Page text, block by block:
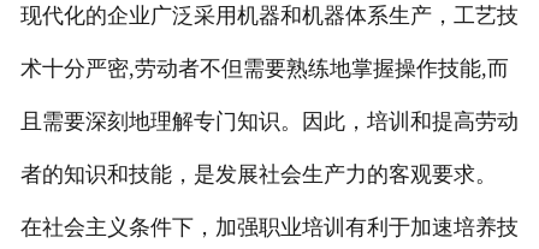
现代化的企业广泛采用机器和机器体系生产，工艺技
术十分严密,劳动者不但需要熟练地掌握操作技能,而
且需要深刻地理解专门知识。因此，培训和提高劳动
者的知识和技能，是发展社会生产力的客观要求。
在社会主义条件下，加强职业培训有利于加速培养技